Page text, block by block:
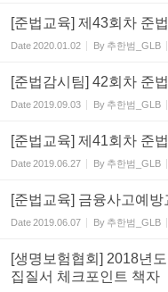
[준법교육] 제43회차 준
Date2020.01.02 By 추한범_GLB
[준법감시팀] 42회차 준
Date2019.09.03 By 추한범_GLB
[준법교육] 제41회차 준
Date2019.06.27 By 추한범_GLB
[준법교육] 금융사고예방
Date2019.06.07 By 추한범_GLB
[생명보험협회] 2018년
집질서 체크포인트 책자